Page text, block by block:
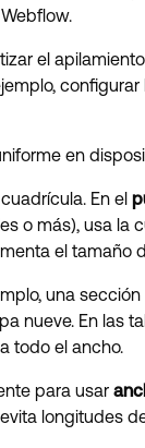
el
en
En el
o más), usa la
el tamaño
una
nueve. En las
todo el ancho.
para usar
longitudes